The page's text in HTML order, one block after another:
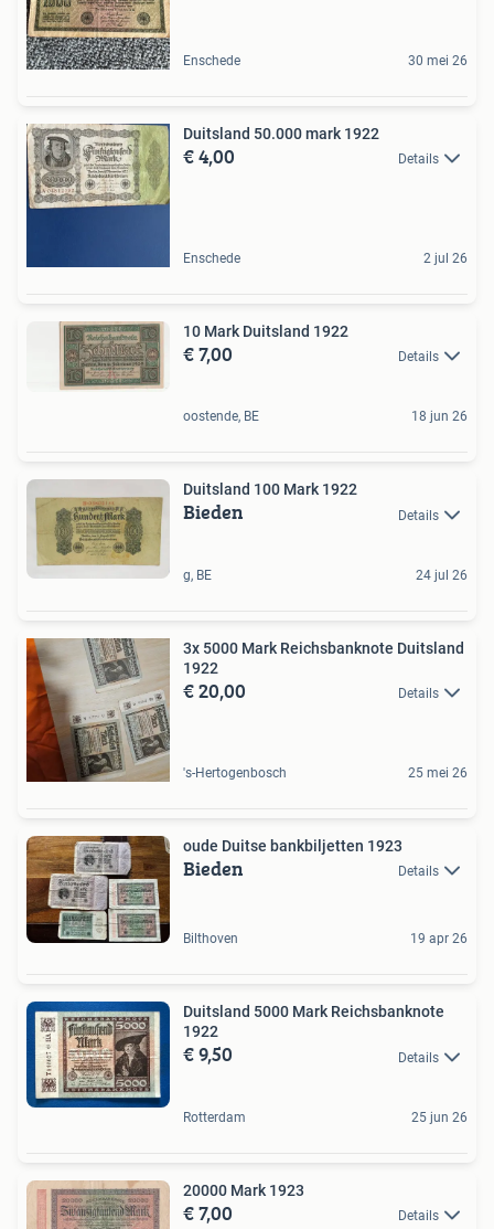
Enschede 30 mei 26
Duitsland 50.000 mark 1922
€ 4,00 Details
Enschede 2 jul 26
10 Mark Duitsland 1922
€ 7,00 Details
oostende, BE 18 jun 26
Duitsland 100 Mark 1922
Bieden Details
g, BE 24 jul 26
3x 5000 Mark Reichsbanknote Duitsland
1922
€ 20,00 Details
's-Hertogenbosch 25 mei 26
oude Duitse bankbiljetten 1923
Bieden Details
Bilthoven 19 apr 26
Duitsland 5000 Mark Reichsbanknote
1922
€ 9,50 Details
Rotterdam 25 jun 26
20000 Mark 1923
€ 7,00 Details